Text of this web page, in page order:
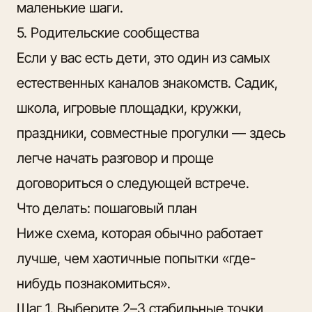
маленькие шаги.
5. Родительские сообщества
Если у вас есть дети, это один из самых
естественных каналов знакомств. Садик,
школа, игровые площадки, кружки,
праздники, совместные прогулки — здесь
легче начать разговор и проще
договориться о следующей встрече.
Что делать: пошаговый план
Ниже схема, которая обычно работает
лучше, чем хаотичные попытки «где-
нибудь познакомиться».
Шаг 1. Выберите 2–3 стабильные точки